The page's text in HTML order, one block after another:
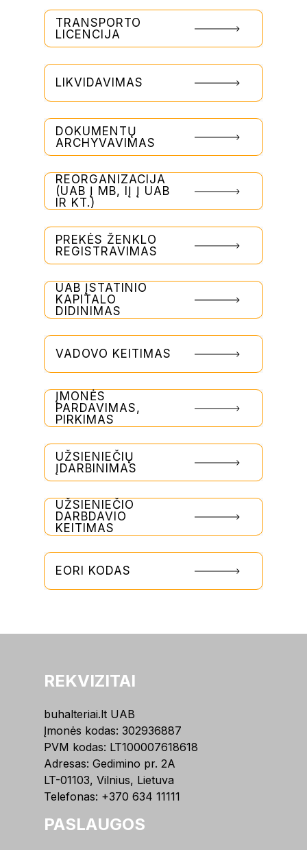
TRANSPORTO
LICENCIJA
LIKVIDAVIMAS
DOKUMENTŲ
ARCHYVAVIMAS
REORGANIZACIJA
(UAB Į MB, IĮ Į UAB
IR KT.)
PREKĖS ŽENKLO
REGISTRAVIMAS
UAB ĮSTATINIO
KAPITALO
DIDINIMAS
VADOVO KEITIMAS
ĮMONĖS
PARDAVIMAS,
PIRKIMAS
UŽSIENIEČIŲ
ĮDARBINIMAS
UŽSIENIEČIO
DARBDAVIO
KEITIMAS
EORI KODAS
REKVIZITAI
buhalteriai.lt UAB
Įmonės kodas: 302936887
PVM kodas: LT100007618618
Adresas: Gedimino pr. 2A
LT-01103, Vilnius, Lietuva
Telefonas: +370 634 11111
PASLAUGOS